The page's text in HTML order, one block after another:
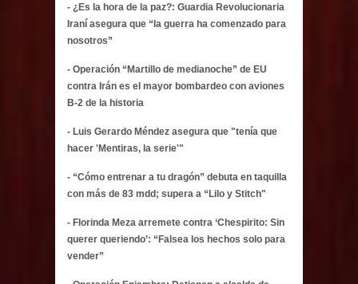
- ¿Es la hora de la paz?: Guardia Revolucionaria
Iraní asegura que “la guerra ha comenzado para
nosotros”
- Operación “Martillo de medianoche” de EU
contra Irán es el mayor bombardeo con aviones
B-2 de la historia
- Luis Gerardo Méndez asegura que "tenía que
hacer 'Mentiras, la serie'"
- “Cómo entrenar a tu dragón” debuta en taquilla
con más de 83 mdd; supera a “Lilo y Stitch"
- Florinda Meza arremete contra ‘Chespirito: Sin
querer queriendo’: “Falsea los hechos solo para
vender”